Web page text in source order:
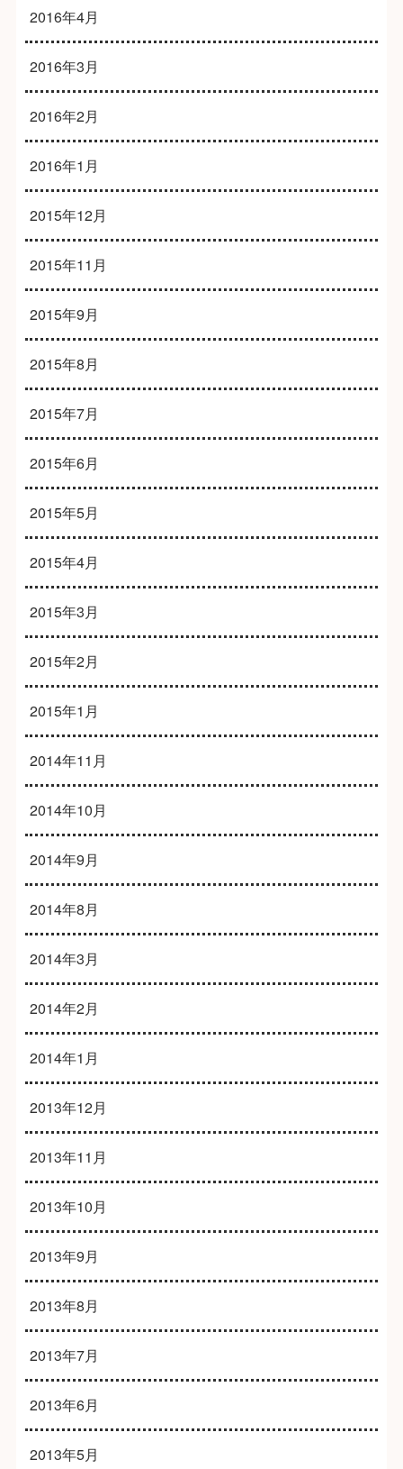
2016年4月
2016年3月
2016年2月
2016年1月
2015年12月
2015年11月
2015年9月
2015年8月
2015年7月
2015年6月
2015年5月
2015年4月
2015年3月
2015年2月
2015年1月
2014年11月
2014年10月
2014年9月
2014年8月
2014年3月
2014年2月
2014年1月
2013年12月
2013年11月
2013年10月
2013年9月
2013年8月
2013年7月
2013年6月
2013年5月